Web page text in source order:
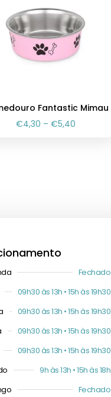
Fantastic Mimau
€4,30 – €5,40
Fechado
09h30 às 13h • 15h às 19h30
09h30 às 13h • 15h às 19h30
09h30 às 13h • 15h às 19h30
09h30 às 13h • 15h às 19h30
9h às 13h • 15h às 18h
Fechado